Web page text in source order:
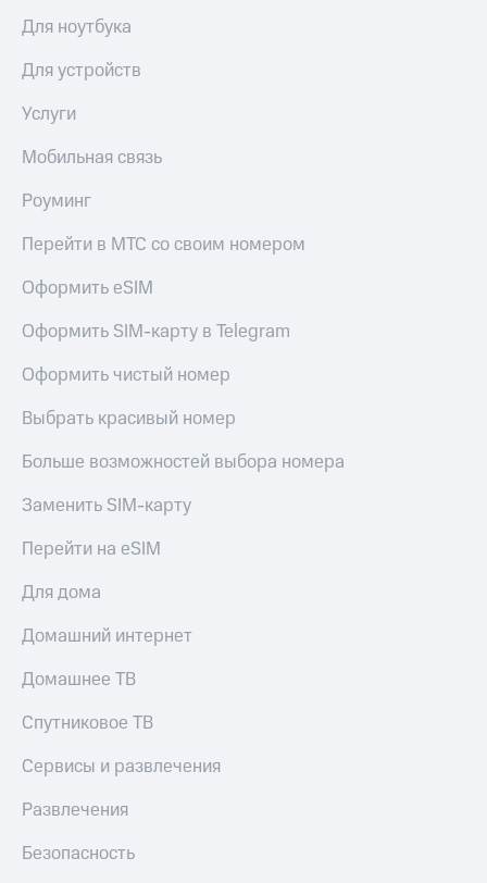
Для ноутбука
Для устройств
Услуги
Мобильная связь
Роуминг
Перейти в МТС со своим номером
Оформить eSIM
Оформить SIM-карту в Telegram
Оформить чистый номер
Выбрать красивый номер
Больше возможностей выбора номера
Заменить SIM-карту
Перейти на eSIM
Для дома
Домашний интернет
Домашнее ТВ
Спутниковое ТВ
Сервисы и развлечения
Развлечения
Безопасность